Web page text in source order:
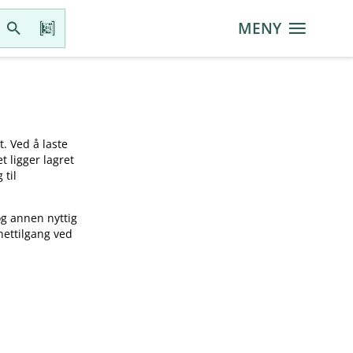
MENY
Ved å laste
ligger lagret
til
annen nyttig
ved